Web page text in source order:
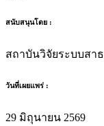
สนับสนุนโดย :
สถาบันวิจัยระบบสา
วันที่เผยแพร่ :
29 มิถุนายน 2569